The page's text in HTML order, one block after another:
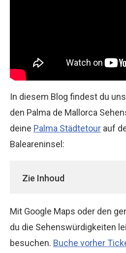
In diesem Blog findest du
den Palma de Mallorca
deine Palma Städtetour auf
Baleareninsel:
Zie Inhoud
Mit Google Maps oder den
du die Sehenswürdigkeiten
besuchen. Buche vorher